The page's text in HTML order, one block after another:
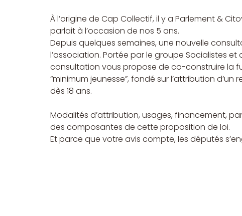
À l’origine de Cap Collectif, il y a Parlement &
parlait à l’occasion de nos 5 ans.
Depuis quelques semaines, une nouvelle
l’association. Portée par le groupe Socialistes
consultation vous propose de co-construire la
“minimum jeunesse”, fondé sur l’attribution
dès 18 ans.
Modalités d’attribution, usages, financement,
des composantes de cette proposition de loi.
Et parce que votre avis compte, les députés